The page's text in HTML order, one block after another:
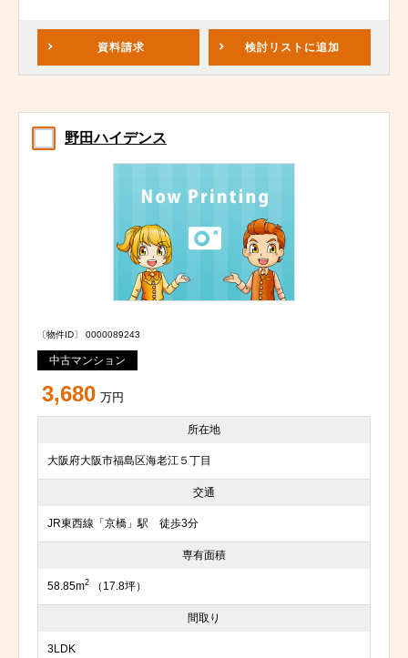
資料請求 検討リスト に追加
野田ハイデンス
〔物件ID〕 0000089243
中古マンション
3,680 万円
所在地
大阪府大阪市福島区海老江５丁目
交通
JR東西線「京橋」駅 徒歩3分
専有面積
58.85m2 （17.8坪）
間取り
3LDK